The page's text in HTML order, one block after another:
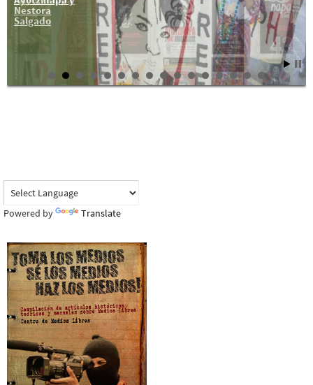
Nestora
Salgado
Powered by Translate